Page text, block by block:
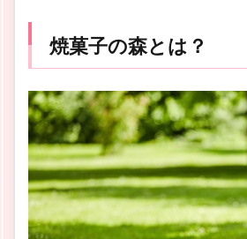
焼菓子の森とは？